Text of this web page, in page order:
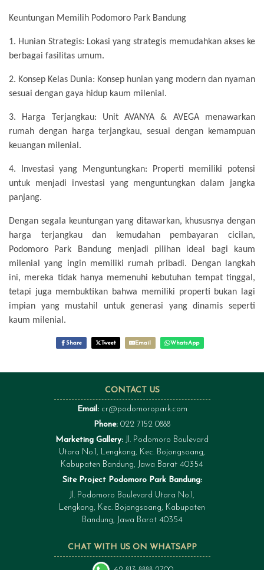
Keuntungan Memilih Podomoro Park Bandung
1. Hunian Strategis: Lokasi yang strategis memudahkan akses ke
berbagai fasilitas umum.
2. Konsep Kelas Dunia: Konsep hunian yang modern dan nyaman
sesuai dengan gaya hidup kaum milenial.
3. Harga Terjangkau: Unit AVANYA & AVEGA menawarkan
rumah dengan harga terjangkau, sesuai dengan kemampuan
keuangan milenial.
4. Investasi yang Menguntungkan: Properti memiliki potensi
untuk menjadi investasi yang menguntungkan dalam jangka
panjang.
Dengan segala keuntungan yang ditawarkan, khususnya dengan
harga terjangkau dan kemudahan pembayaran cicilan,
Podomoro Park Bandung menjadi pilihan ideal bagi kaum
milenial yang ingin memiliki rumah pribadi. Dengan langkah
ini, mereka tidak hanya memenuhi kebutuhan tempat tinggal,
tetapi juga membuktikan bahwa memiliki properti bukan lagi
impian yang mustahil untuk generasi yang dinamis seperti
kaum milenial.
Share Tweet Email WhatsApp
CHAT WITH US ON WHATSAPP
CONTACT US
Email: cr@podomoropark.com
Phone: 022 7152 0888
Marketing Gallery: Jl. Podomoro Boulevard
Utara No.1, Lengkong, Kec. Bojongsoang,
Kabupaten Bandung, Jawa Barat 40354
Site Project Podomoro Park Bandung:
Jl. Podomoro Boulevard Utara No.1,
Lengkong, Kec. Bojongsoang, Kabupaten
Bandung, Jawa Barat 40354